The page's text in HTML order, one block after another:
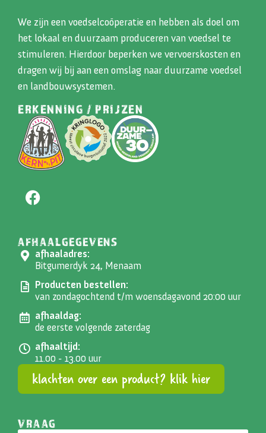
We zijn een voedselcoöperatie en hebben als doel om
het lokaal en duurzaam produceren van voedsel te
stimuleren. Hierdoor beperken we vervoerskosten en
dragen wij bij aan een omslag naar duurzame voedsel
en landbouwsystemen.
ERKENNING / PRIJZEN
AFHAALGEGEVENS
afhaaladres:
Bitgumerdyk 24, Menaam
Producten bestellen:
van zondagochtend t/m woensdagavond 20:00 uur
afhaaldag:
de eerste volgende zaterdag
afhaaltijd:
11.00 - 13.00 uur
klachten over een product? klik hier
VRAAG